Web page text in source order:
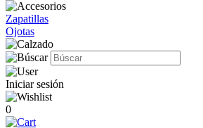
Zapatillas
Ojotas
Iniciar sesión
0